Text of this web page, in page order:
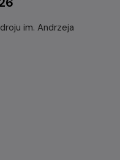
im. Andrzeja